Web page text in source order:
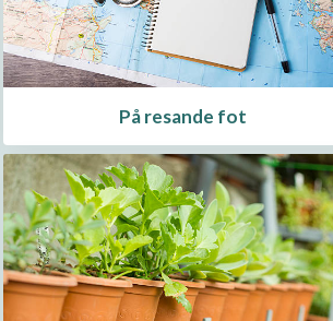
På resande fot